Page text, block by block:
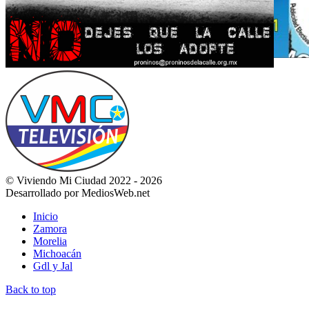
© Viviendo Mi Ciudad 2022 - 2026
Desarrollado por MediosWeb.net
Inicio
Zamora
Morelia
Michoacán
Gdl y Jal
Back to top